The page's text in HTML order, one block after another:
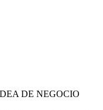
DE NEGOCIO